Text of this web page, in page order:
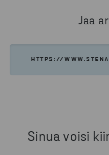
Jaa
HTTPS://
Sinua voisi